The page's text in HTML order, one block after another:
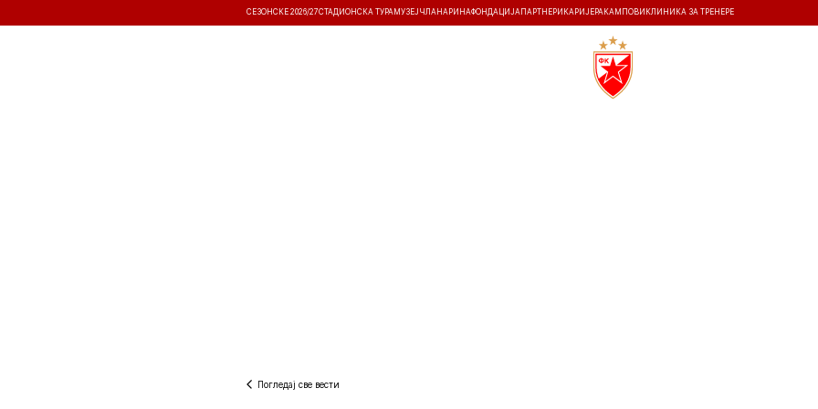
СЕЗОНСКЕ 2026/27СТАДИОНСКА ТУРА МУЗЕЈ ЧЛАНАРИНАФОНДАЦИЈА ПАРТНЕРИ КАРИЈЕРА КАМПОВИ КЛИНИКА ЗА ТРЕНЕРЕ
Погледај све вести